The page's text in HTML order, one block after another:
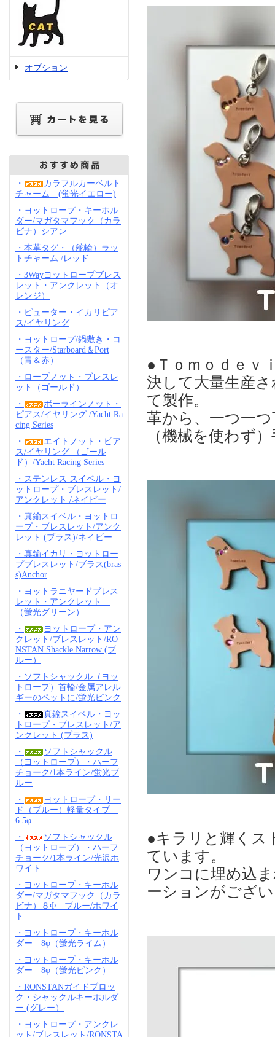
オプション
・
カラフルカーベルト
チャーム (蛍光イエロー)
・ヨットロープ・キーホル
ダー/マガタマフック（カラ
ビナ）シアン
・本革タグ・（舵輪）ラッ
トチャーム /レッド
・3Wayヨットロープブレス
レット・アンクレット（オ
レンジ）
・ピューター・イカリピア
ス/イヤリング
・ヨットロープ/鍋敷き・コ
ースター/Starboard＆Port
（青＆赤）
・ロープノット・ブレスレ
ット（ゴールド）
・
ボーラインノット・
ピアス/イヤリング /Yacht Ra
cing Series
・
エイトノット・ピア
ス/イヤリング （ゴール
ド）/Yacht Racing Series
・ステンレス スイベル・ヨ
ットロープ・ブレスレット/
アンクレット /ネイビー
・真鍮スイベル・ヨットロ
ープ・ブレスレット/アンク
レット (ブラス)/ネイビー
・真鍮イカリ・ヨットロー
プブレスレット/ブラス(bras
s)Anchor
・ヨットラニヤードブレス
レット・アンクレット
（蛍光グリーン）
・
ヨットロープ・アン
クレット/ブレスレット/RO
NSTAN Shackle Narrow (ブ
ルー）
・ソフトシャックル（ヨッ
トロープ）首輪/金属アレル
ギーのペットに/蛍光ピンク
・
真鍮スイベル・ヨッ
トロープ・ブレスレット/ア
ンクレット (ブラス)
・
ソフトシャックル
（ヨットロープ）・ハーフ
チョーク/1本ライン/蛍光ブ
ルー
・
ヨットロープ・リー
ド（ブルー）軽量タイプ
6.5φ
・
ソフトシャックル
（ヨットロープ）・ハーフ
チョーク/1本ライン/光沢ホ
ワイト
・ヨットロープ・キーホル
ダー/マガタマフック（カラ
ビナ）８Φ ブルー/ホワイ
ト
・ヨットロープ・キーホル
ダー 8φ（蛍光ライム）
・ヨットロープ・キーホル
ダー 8φ（蛍光ピンク）
・RONSTANガイドブロッ
ク・シャックルキーホルダ
ー (グレー）
・ヨットロープ・アンクレ
ット/ブレスレット/RONSTA
●Ｔｏｍｏｄｅｖ
決して大量生産
て製作。
革から、一つ一
（機械を使わず
●キラリと輝くス
ています。
ワンコに埋め込
ーションがござ